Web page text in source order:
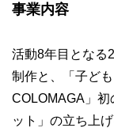
事業内容
活動8年目となる
制作と、「子ど
COLOMAGA」初
ット」の立ち上